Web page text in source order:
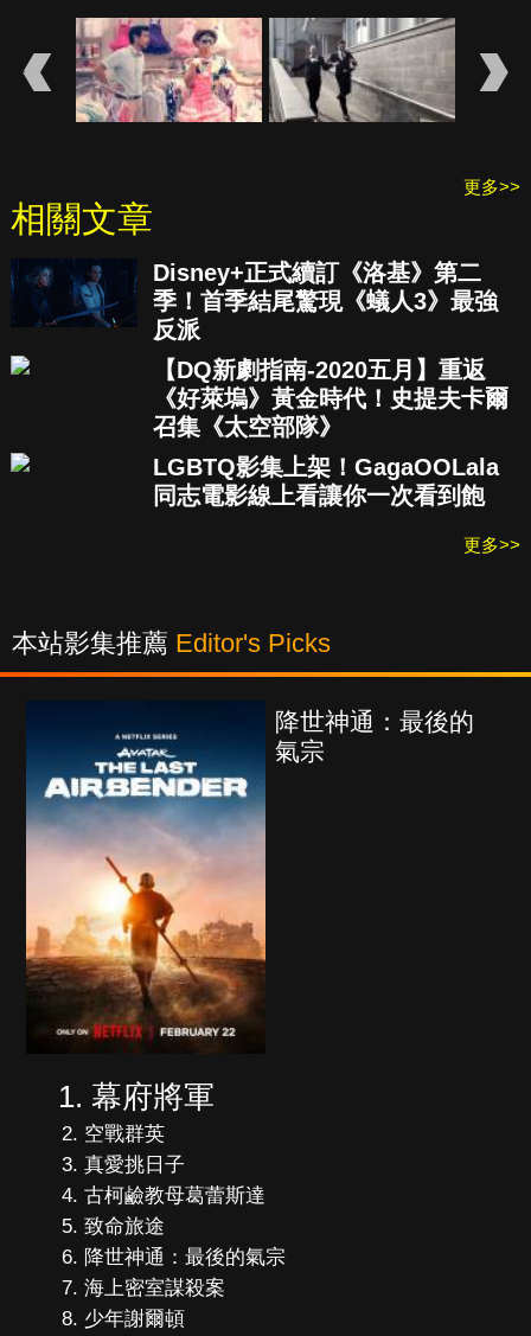
更多>>
相關文章
Disney+正式續訂《洛基》第二
季！首季結尾驚現《蟻人3》最強
反派
【DQ新劇指南-2020五月】重返
《好萊塢》黃金時代！史提夫卡爾
召集《太空部隊》
LGBTQ影集上架！GagaOOLala
同志電影線上看讓你一次看到飽
更多>>
本站影集推薦 Editor's Picks
降世神通：最後的
氣宗
幕府將軍
空戰群英
真愛挑日子
古柯鹼教母葛蕾斯達
致命旅途
降世神通：最後的氣宗
海上密室謀殺案
少年謝爾頓